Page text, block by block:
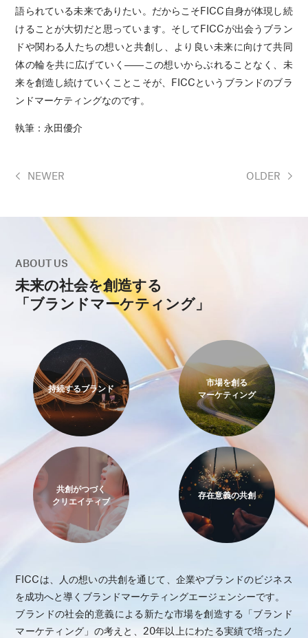
語られている未来でありたい。だからこそFICC自身が体現し続
けることが大切だと思っています。そしてFICCが出会うブラン
ドや関わる人たちの想いと共創し、より良い未来に向けて共同
体の輪を共に広げていく――この想いからぶれることなく、未
来を創造し続けていくことこそが、FICCというブランドのブラ
ンドマーケティングなのです。
執筆：永田優介
NEWER OLDER
ABOUT US
未来の社会を創造する
「ブランドマーケティング」
持続するブランド
市場を創る
マーケティング
共創がつづく
クリエイティブ
存在意義の共創
FICCは、人の想いの共創を通じて、企業やブランドのビジネス
を成功へと導くブランドマーケティングエージェンシーです。
ブランドの社会的意義による新たな市場を創造する「ブランド
マーケティング」の考えと、20年以上にわたる実績で培ったノ